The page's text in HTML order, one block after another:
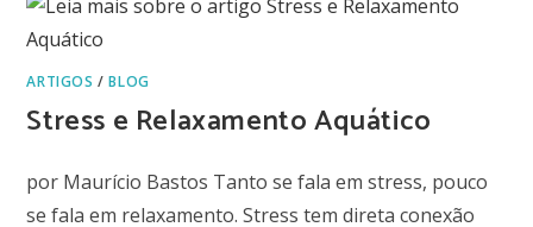
ARTIGOS /BLOG
Stress e Relaxamento Aquático
por Maurício Bastos Tanto se fala em stress, pouco
se fala em relaxamento. Stress tem direta conexão